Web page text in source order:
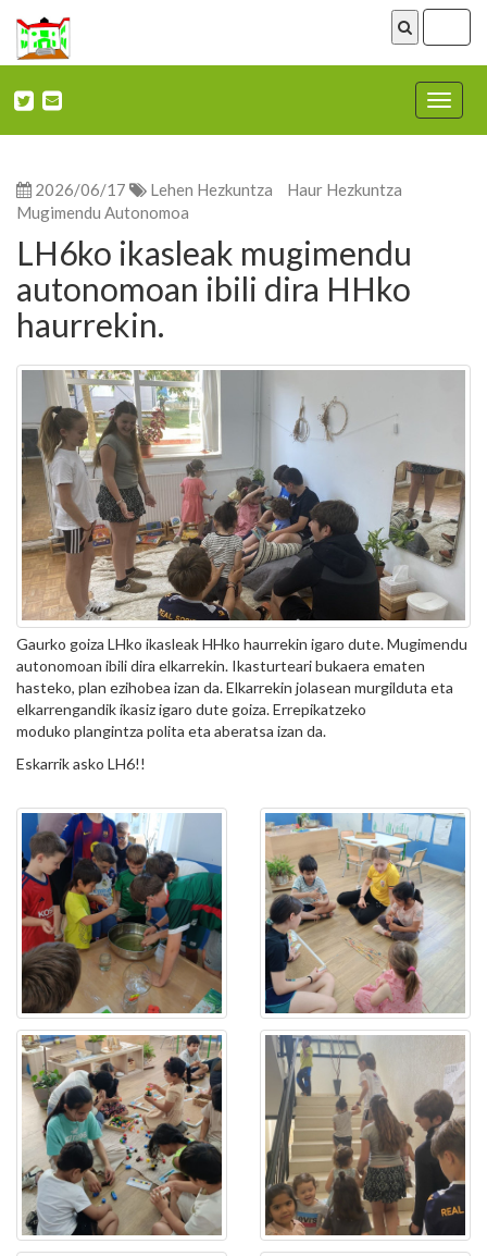
ireki
2026/06/17 Lehen Hezkuntza
Haur Hezkuntza
Mugimendu Autonomoa
LH6ko ikasleak mugimendu
autonomoan ibili dira HHko
haurrekin.
Gaurko goiza LHko ikasleak HHko haurrekin igaro dute. Mugimendu
autonomoan ibili dira elkarrekin. Ikasturteari bukaera ematen
hasteko, plan ezihobea izan da. Elkarrekin jolasean murgilduta eta
elkarrengandik ikasiz igaro dute goiza. Errepikatzeko
moduko plangintza polita eta aberatsa izan da.
Eskarrik asko LH6!!